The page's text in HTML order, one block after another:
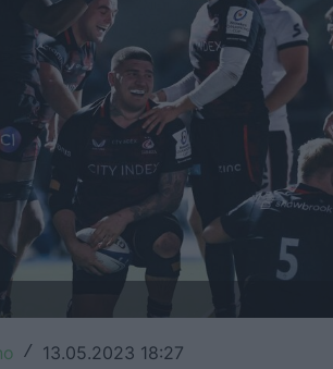
Championship
/ 13.05.2023 18:27